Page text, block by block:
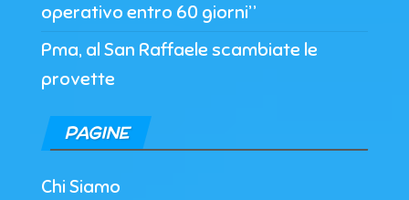
operativo entro 60 giorni”
Pma, al San Raffaele scambiate le
provette
PAGINE
Chi Siamo